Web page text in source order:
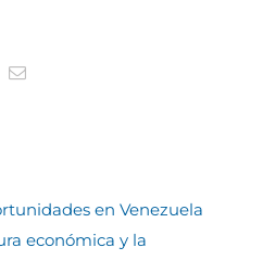
en Venezuela
económica y la